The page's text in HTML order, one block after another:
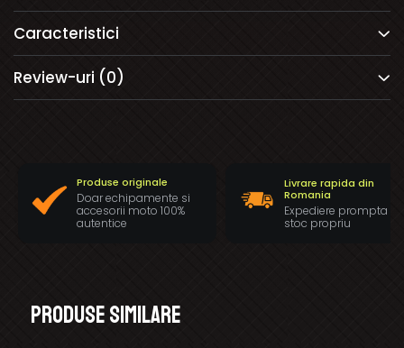
Caracteristici
Review-uri (0)
Produse originale
Doar echipamente si
accesorii moto 100%
autentice
Livrare rapida din
Romania
Expediere prompta
stoc propriu
Produse similare